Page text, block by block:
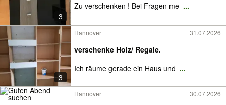
3
Zu verschenken ! Bei Fragen me ...
3
Hannover 31.07.2026
verschenke Holz/ Regale.
Ich räume gerade ein Haus und ...
Hannover 30.07.2026